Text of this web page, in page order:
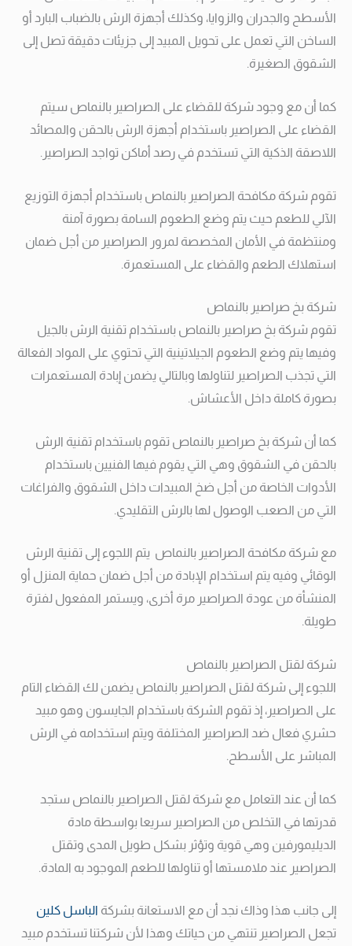
الأسطح والجدران والزوايا، وكذلك أجهزة الرش بالضباب البارد أو
الساخن التي تعمل على تحويل المبيد إلى جزيئات دقيقة تصل إلى
الشقوق الصغيرة.
كما أن مع وجود شركة للقضاء على الصراصير بالنماص سيتم
القضاء على الصراصير باستخدام أجهزة الرش بالحقن والمصائد
اللاصقة الذكية التي تستخدم في رصد أماكن تواجد الصراصير.
تقوم شركة مكافحة الصراصير بالنماص باستخدام أجهزة التوزيع
الآلي للطعم حيث يتم وضع الطعوم السامة بصورة آمنة
ومنتظمة في الأمان المخصصة لمرور الصراصير من أجل ضمان
استهلاك الطعم والقضاء على المستعمرة.
شركة بخ صراصير بالنماص
تقوم شركة بخ صراصير بالنماص باستخدام تقنية الرش بالجيل
وفيها يتم وضع الطعوم الجيلاتينية التي تحتوي على المواد الفعالة
التي تجذب الصراصير لتناولها وبالتالي يضمن إبادة المستعمرات
بصورة كاملة داخل الأعشاش.
كما أن شركة بخ صراصير بالنماص تقوم باستخدام تقنية الرش
بالحقن في الشقوق وهي التي يقوم فيها الفنيين باستخدام
الأدوات الخاصة من أجل ضخ المبيدات داخل الشقوق والفراغات
التي من الصعب الوصول لها بالرش التقليدي.
مع شركة مكافحة الصراصير بالنماص يتم اللجوء إلى تقنية الرش
الوقائي وفيه يتم استخدام الإبادة من أجل ضمان حماية المنزل أو
المنشأة من عودة الصراصير مرة أخرى، ويستمر المفعول لفترة
طويلة.
شركة لقتل الصراصير بالنماص
اللجوء إلى شركة لقتل الصراصير بالنماص يضمن لك القضاء التام
على الصراصير، إذ تقوم الشركة باستخدام الجايسون وهو مبيد
حشري فعال ضد الصراصير المختلفة ويتم استخدامه في الرش
المباشر على الأسطح.
كما أن عند التعامل مع شركة لقتل الصراصير بالنماص ستجد
قدرتها في التخلص من الصراصير سريعا بواسطة مادة
الديليمورفين وهي قوية وتؤثر بشكل طويل المدى وتقتل
الصراصير عند ملامستها أو تناولها للطعم الموجود به المادة.
إلى جانب هذا وذاك نجد أن مع الاستعانة بشركةالباسل كلين
تجعل الصراصير تنتهي من حياتك وهذا لأن شركتنا تستخدم مبيد